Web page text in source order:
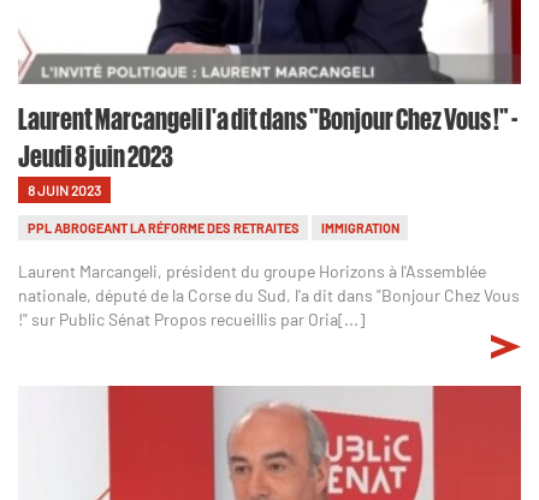
Laurent Marcangeli l'a dit dans "Bonjour Chez Vous !" -
Jeudi 8 juin 2023
8 JUIN 2023
PPL ABROGEANT LA RÉFORME DES RETRAITES IMMIGRATION
Laurent Marcangeli, président du groupe Horizons à l'Assemblée
nationale, député de la Corse du Sud, l'a dit dans "Bonjour Chez Vous
!" sur Public Sénat Propos recueillis par Oria[...]